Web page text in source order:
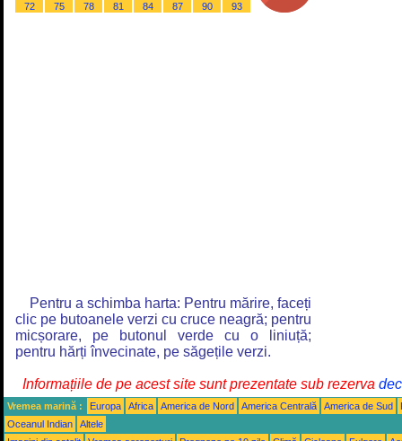
72
75 78 81 84 87 90 93
Pentru a schimba harta: Pentru mărire, faceți
clic pe butoanele verzi cu cruce neagră; pentru
micșorare, pe butonul verde cu o liniuță;
pentru hărți învecinate, pe săgețile verzi.
Informațiile de pe acest site sunt prezentate sub rezerva
Vremea marină : Europa Africa America de Nord America Centrală America de Sud
Oceanul Indian
Altele